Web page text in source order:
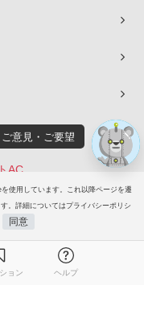
使用しています。これ以降ページを遷
。詳細についてはプライバシーポリシ
同意
ご意見・ご要望
AC
ョン ヘルプ